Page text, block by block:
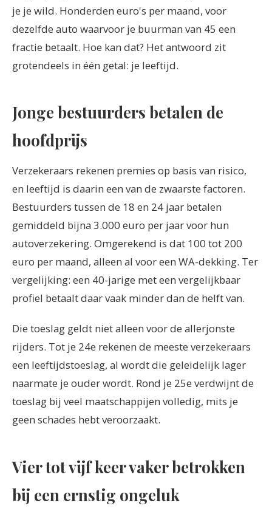
je je wild. Honderden euro's per maand, voor
dezelfde auto waarvoor je buurman van 45 een
fractie betaalt. Hoe kan dat? Het antwoord zit
grotendeels in één getal: je leeftijd.
Jonge bestuurders betalen de
hoofdprijs
Verzekeraars rekenen premies op basis van risico,
en leeftijd is daarin een van de zwaarste factoren.
Bestuurders tussen de 18 en 24 jaar betalen
gemiddeld bijna 3.000 euro per jaar voor hun
autoverzekering. Omgerekend is dat 100 tot 200
euro per maand, alleen al voor een WA-dekking. Ter
vergelijking: een 40-jarige met een vergelijkbaar
profiel betaalt daar vaak minder dan de helft van.
Die toeslag geldt niet alleen voor de allerjonste
rijders. Tot je 24e rekenen de meeste verzekeraars
een leeftijdstoeslag, al wordt die geleidelijk lager
naarmate je ouder wordt. Rond je 25e verdwijnt de
toeslag bij veel maatschappijen volledig, mits je
geen schades hebt veroorzaakt.
Vier tot vijf keer vaker betrokken
bij een ernstig ongeluk